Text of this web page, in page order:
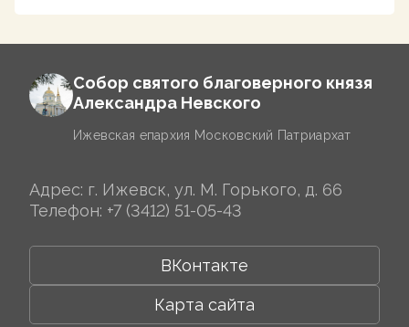
Собор святого благоверного князя
Александра Невского
Ижевская епархия Московский Патриархат
Адрес: г. Ижевск, ул. М. Горького, д. 66
Телефон: +7 (3412) 51-05-43
ВКонтакте
Карта сайта